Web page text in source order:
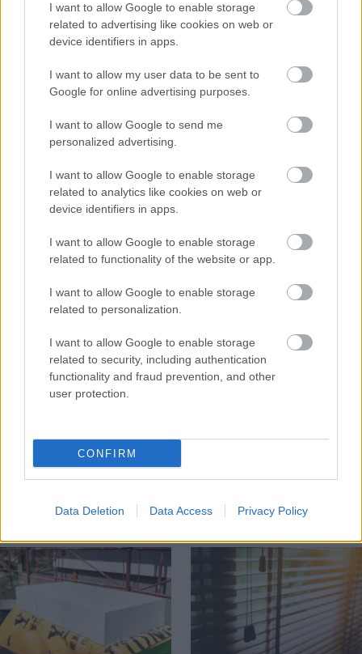
I want to allow Google to enable storage
related to advertising like cookies on web or
device identifiers in apps.
I want to allow my user data to be sent to
Google for online advertising purposes.
I want to allow Google to send me
personalized advertising.
I want to allow Google to enable storage
related to analytics like cookies on web or
device identifiers in apps.
I want to allow Google to enable storage
related to functionality of the website or app.
I want to allow Google to enable storage
related to personalization.
I want to allow Google to enable storage
related to security, including authentication
functionality and fraud prevention, and other
user protection.
CONFIRM
Data Deletion Data Access Privacy Policy
Temné stránky chalúp:
skrytých chýb, ktoré
vás môžu nepríjemne
prekvapiť
Žena, búracie kladivo a
premena zrubu z roku
1654 sa nevidí každý
Inteligentné strešné
okná pre moderné
bývanie
Chystáte sa zatepľovať
Návod, ako v nových
neprísť o tisíce eur